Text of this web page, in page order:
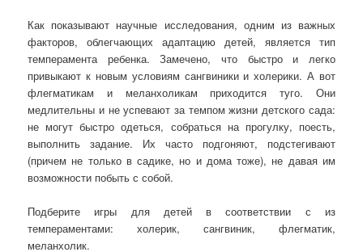
Как показывают научные исследования, одним из важных
факторов, облегчающих адаптацию детей, является тип
темперамента ребенка. Замечено, что быстро и легко
привыкают к новым условиям сангвиники и холерики. А вот
флегматикам и меланхоликам приходится туго. Они
медлительны и не успевают за темпом жизни детского сада:
не могут быстро одеться, собраться на прогулку, поесть,
выполнить задание. Их часто подгоняют, подстегивают
(причем не только в садике, но и дома тоже), не давая им
возможности побыть с собой.
Подберите игры для детей в соответствии с из
темпераментами: холерик, сангвиник, флегматик,
меланхолик.